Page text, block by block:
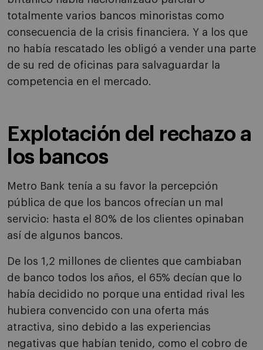
totalmente varios bancos minoristas como
consecuencia de la crisis financiera. Y a los que
no había rescatado les obligó a vender una parte
de su red de oficinas para salvaguardar la
competencia en el mercado.
Explotación del rechazo a
los bancos
Metro Bank tenía a su favor la percepción
pública de que los bancos ofrecían un mal
servicio: hasta el 80% de los clientes opinaban
así de algunos bancos.
De los 1,2 millones de clientes que cambiaban
de banco todos los años, el 65% decían que lo
había decidido no porque una entidad rival les
hubiera convencido con una oferta más
atractiva, sino debido a las experiencias
negativas que habían tenido, como el cobro de